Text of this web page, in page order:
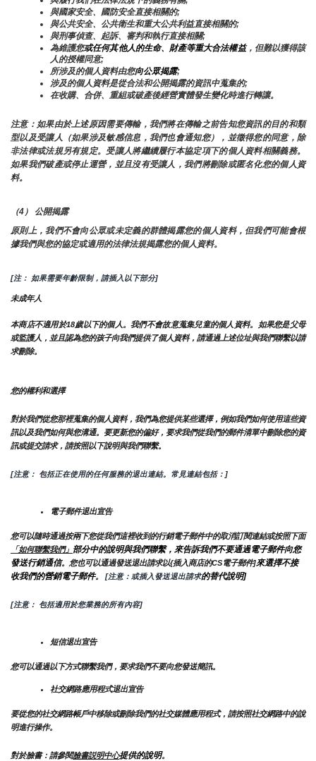
與國家安全、國防安全直接相關的;
與公共安全、公共衛生和重大公共利益直接相關的;
與刑事偵查、起訴、審判和執行直接相關;
為維護您或任何其他人的生命、財產等重大合法權益，但難以獲得該
人的授權同意;
所涉及的個人資料由您向公眾揭露;
涉及的個人資料是從合法和公開揭露的資訊中蒐集的;
在收購、合併、重組或破產後經營實體發生變化時進行轉讓。
注意：如果由於上述原因需要傳輸，我們將在傳輸之前告知您資訊的目的和類
型以及受讓人（如果涉及敏感信息，我們也會通知您），並徵得您的同意，除
非法律或法規另有規定。受讓人將繼續履行本協定項下的個人資料相關義務。
如果我們破產或停止運營，並且沒有受讓人，我們將刪除或匿名化您的個人資
料。
（4） 公開揭露
原則上，我們不會向公眾或未定義的群體揭露您的個人資料，但我們可能會根
據我們與您的協定或適用的法律法規揭露您的個人資料。
[注： 如果需要年齡限制，請插入以下部分]
未成年人
本商店不適用於18歲以下的個人。我們不會故意蒐集兒童的個人資料。如果您是父母
或監護人，並且認為您的孩子向我們提供了個人資料，請通過上述位址與我們聯繫以請
求刪除。
您的權利和選擇
對於我們從您那裡蒐集的個人資料，我們為您提供某些選擇，例如我們如何使用這些資
訊以及我們如何與您溝通。要更新您的偏好，要求我們從我們的郵件清單中刪除您的資
訊或提交請求，請按照以下說明與我們聯繫。
[注意： 包括正在使用的任何服務的退出連結。常見連結包括：]
電子郵件退出宣告
您可以隨時通過按兩下您從我們這裡收到的行銷電子郵件中的取消訂閱連結或按照下面
「如何聯繫我們」 部分中的說明與我們聯繫，來告訴我們不要通過電子郵件向您
發送行銷通信。您也可以通過發送退出請求以{插入商店的CS電子郵件]來選擇不接
收我們的營銷電子郵件。 [注意：或插入發送退出請求的替代說明]
[注意： 包括適用於您業務的所有內容]
短信退出宣告
您可以通過以下方式聯繫我們，要求我們不要向您發送簡訊。
社交網路應用程式退出宣告
要從您的社交網路帳戶中移除或刪除我們的社交媒體應用程式，請按照社交網路中的說
明進行操作。
對於臉書：請參閱臉書説明中心提供的說明。